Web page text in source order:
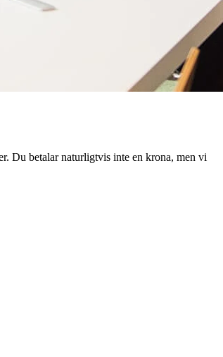
Du betalar naturligtvis inte en krona, men vi